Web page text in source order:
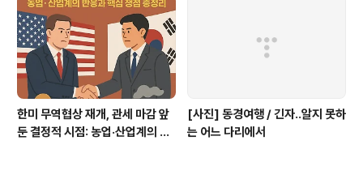
한미 무역협상 재개, 관세 마감 앞
둔 결정적 시점: 농업·산업계의 반
[사진] 동경여행 / 긴자..알지 못하
는 어느 다리에서